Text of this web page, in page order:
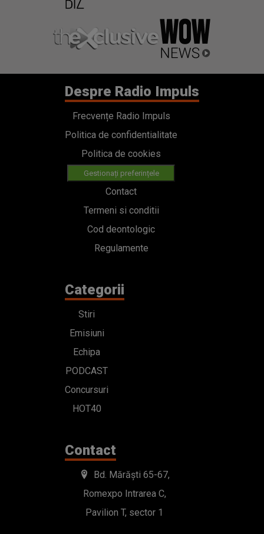
Despre Radio Impuls
Frecvențe Radio Impuls
Politica de confidentialitate
Politica de cookies
Gestionați preferințele
Contact
Termeni si conditii
Cod deontologic
Regulamente
Categorii
Stiri
Emisiuni
Echipa
PODCAST
Concursuri
HOT40
Contact
Bd. Mărăști 65-67,
Romexpo Intrarea C,
Pavilion T, sector 1